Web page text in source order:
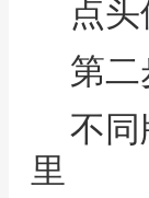
点
第二
不同
里